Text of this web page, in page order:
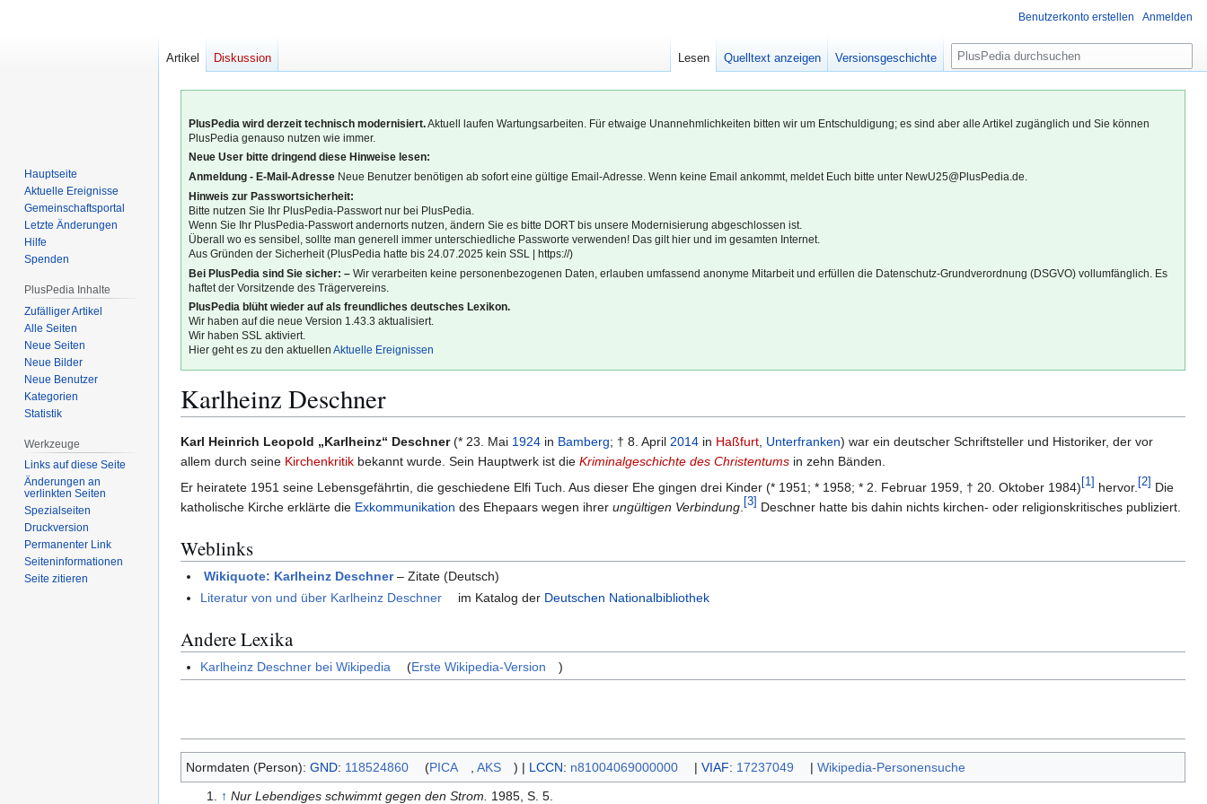
PlusPedia wird derzeit technisch modernisiert.Aktuell laufen Wartungsarbeiten. Für etwaige Unannehmlichkeiten bitten wir um Entschuldigung; es sind aber alle Artikel zugänglich und Sie können
PlusPedia genauso nutzen wie immer.
Neue User bitte dringend diese Hinweise lesen:
Anmeldung - E-Mail-Adresse Neue Benutzer benötigen ab sofort eine gültige Email-Adresse. Wenn keine Email ankommt, meldet Euch bitte unter NewU25@PlusPedia.de.
Hinweis zur Passwortsicherheit:
Bitte nutzen Sie Ihr PlusPedia-Passwort nur bei PlusPedia.
Wenn Sie Ihr PlusPedia-Passwort andernorts nutzen, ändern Sie es bitte DORT bis unsere Modernisierung abgeschlossen ist.
Überall wo es sensibel, sollte man generell immer unterschiedliche Passworte verwenden! Das gilt hier und im gesamten Internet.
Aus Gründen der Sicherheit (PlusPedia hatte bis 24.07.2025 kein SSL | https://)
Bei PlusPedia sind Sie sicher: – Wir verarbeiten keine personenbezogenen Daten, erlauben umfassend anonyme Mitarbeit und erfüllen die Datenschutz-Grundverordnung (DSGVO) vollumfänglich. Es
haftet der Vorsitzende des Trägervereins.
PlusPedia blüht wieder auf als freundliches deutsches Lexikon.
Wir haben auf die neue Version 1.43.3 aktualisiert.
Wir haben SSL aktiviert.
Hier geht es zu den aktuellenAktuelle Ereignissen
Karlheinz Deschner
Zur
Navigation
springen
Zur
Suche
springen
Karl Heinrich Leopold „Karlheinz“ Deschner(* 23. Mai 1924 in Bamberg; † 8. April 2014 in Haßfurt Unterfranken) war ein deutscher Schriftsteller und Historiker, der vor
allem durch seine Kirchenkritik bekannt wurde. Sein Hauptwerk ist die Kriminalgeschichte des Christentums in zehn Bänden.
Er heiratete 1951 seine Lebensgefährtin, die geschiedene Elfi Tuch. Aus dieser Ehe gingen drei Kinder (* 1951; * 1958; * 2. Februar 1959, † 20. Oktober 1984) [1] hervor. [2] Die
katholische Kirche erklärte die Exkommunikation des Ehepaars wegen ihrer ungültigen Verbindung [3] Deschner hatte bis dahin nichts kirchen- oder religionskritisches publiziert.
Weblinks
Wikiquote: Karlheinz Deschner– Zitate (Deutsch)
Literatur von und über Karlheinz Deschner
im Katalog der Deutschen Nationalbibliothek
Andere Lexika
Karlheinz Deschner bei Wikipedia (Erste Wikipedia-Version )
Normdaten (Person): GND: 118524860 (PICA AKS ) | LCCN: n81004069000000 | VIAF: 17237049 | Wikipedia-Personensuche
↑ Nur Lebendiges schwimmt gegen den Strom. 1985, S. 5.
Benutzerkonto erstellen Anmelden
Artikel Diskussion Lesen Quelltext anzeigen Versionsgeschichte
S
u
c
e
Hauptseite
Aktuelle Ereignisse
Gemeinschafts­portal
Letzte Änderungen
Hilfe
Spenden
PlusPedia Inhalte
Zufälliger Artikel
Alle Seiten
Neue Seiten
Neue Bilder
Neue Benutzer
Kategorien
Statistik
Werkzeuge
Links auf diese Seite
Änderungen an
verlinkten Seiten
Spezialseiten
Druckversion
Permanenter Link
Seiten­­informationen
Seite zitieren